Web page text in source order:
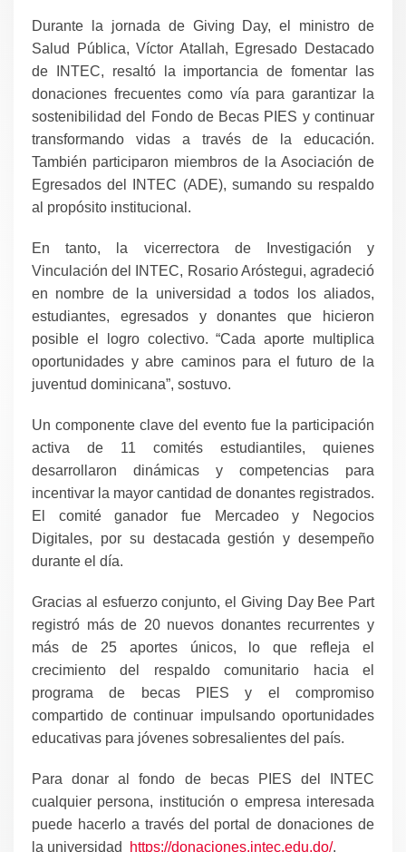
Durante la jornada de Giving Day, el ministro de
Salud Pública, Víctor Atallah, Egresado Destacado
de INTEC, resaltó la importancia de fomentar las
donaciones frecuentes como vía para garantizar la
sostenibilidad del Fondo de Becas PIES y continuar
transformando vidas a través de la educación.
También participaron miembros de la Asociación de
Egresados del INTEC (ADE), sumando su respaldo
al propósito institucional.
En tanto, la vicerrectora de Investigación y
Vinculación del INTEC, Rosario Aróstegui, agradeció
en nombre de la universidad a todos los aliados,
estudiantes, egresados y donantes que hicieron
posible el logro colectivo. “Cada aporte multiplica
oportunidades y abre caminos para el futuro de la
juventud dominicana”, sostuvo.
Un componente clave del evento fue la participación
activa de 11 comités estudiantiles, quienes
desarrollaron dinámicas y competencias para
incentivar la mayor cantidad de donantes registrados.
El comité ganador fue Mercadeo y Negocios
Digitales, por su destacada gestión y desempeño
durante el día.
Gracias al esfuerzo conjunto, el Giving Day Bee Part
registró más de 20 nuevos donantes recurrentes y
más de 25 aportes únicos, lo que refleja el
crecimiento del respaldo comunitario hacia el
programa de becas PIES y el compromiso
compartido de continuar impulsando oportunidades
educativas para jóvenes sobresalientes del país.
Para donar al fondo de becas PIES del INTEC
cualquier persona, institución o empresa interesada
puede hacerlo a través del portal de donaciones de
la universidad
https://donaciones.intec.edu.do/.